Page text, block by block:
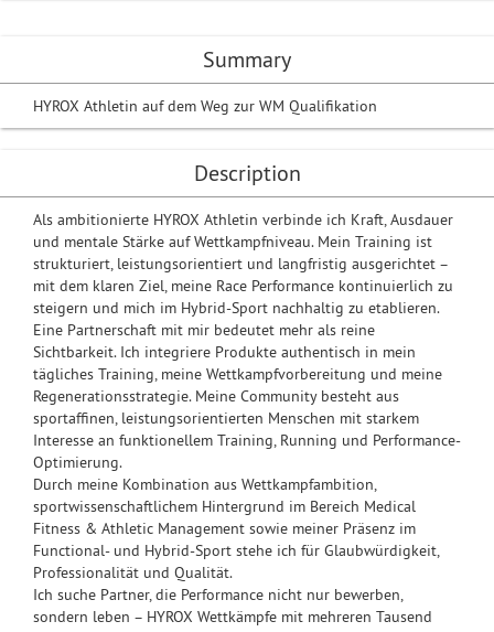
Summary
HYROX Athletin auf dem Weg zur WM Qualifikation
Description
Als ambitionierte HYROX Athletin verbinde ich Kraft, Ausdauer
und mentale Stärke auf Wettkampfniveau. Mein Training ist
strukturiert, leistungsorientiert und langfristig ausgerichtet –
mit dem klaren Ziel, meine Race Performance kontinuierlich zu
steigern und mich im Hybrid-Sport nachhaltig zu etablieren.
Eine Partnerschaft mit mir bedeutet mehr als reine
Sichtbarkeit. Ich integriere Produkte authentisch in mein
tägliches Training, meine Wettkampfvorbereitung und meine
Regenerationsstrategie. Meine Community besteht aus
sportaffinen, leistungsorientierten Menschen mit starkem
Interesse an funktionellem Training, Running und Performance-
Optimierung.
Durch meine Kombination aus Wettkampfambition,
sportwissenschaftlichem Hintergrund im Bereich Medical
Fitness & Athletic Management sowie meiner Präsenz im
Functional- und Hybrid-Sport stehe ich für Glaubwürdigkeit,
Professionalität und Qualität.
Ich suche Partner, die Performance nicht nur bewerben,
sondern leben – HYROX Wettkämpfe mit mehreren Tausend